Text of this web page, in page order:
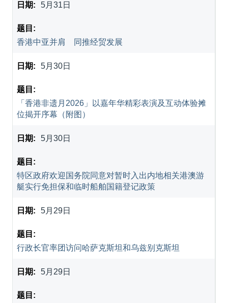
5月31日
香港中亚并肩 同推经贸发展
5月30日
「香港非遗月2026」以嘉年华精彩表演及互动体验摊
位揭开序幕（附图）
5月30日
特区政府欢迎国务院同意对暂时入出内地相关港澳游
艇实行免担保和临时船舶国籍登记政策
5月29日
行政长官率团访问哈萨克斯坦和乌兹别克斯坦
5月29日